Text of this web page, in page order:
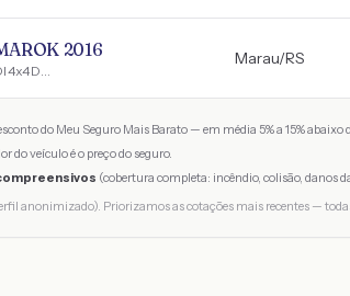
2016
AMAROK High.CD 2.0 16V TDI 4x4 Dies. Aut
Marau/RS
do Meu Seguro Mais Barato — em média 5% a 15% abaixo
do veículo é o preço do seguro.
(cobertura completa: incêndio, colisão, danos
anonimizado). Priorizamos as cotações mais recentes —